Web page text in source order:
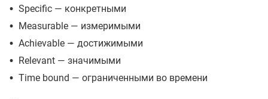
• Specific — конкретными
• Measurable — измеримыми
• Achievable — достижимыми
• Relevant — значимыми
• Time bound — ограниченными во времени